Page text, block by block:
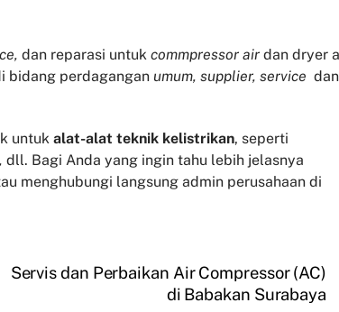
dan reparasi untuk commpressor air dan dryer
bidang perdagangan umum, supplier, service dan
untuk alat-alat teknik kelistrikan, seperti
, dll. Bagi Anda yang ingin tahu lebih jelasnya
menghubungi langsung admin perusahaan di
Servis dan Perbaikan Air Compressor (AC)
di Babakan Surabaya